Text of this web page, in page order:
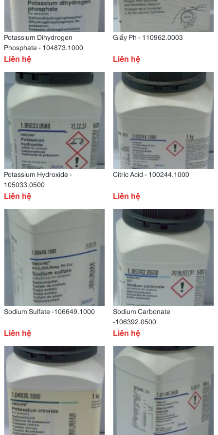
Potassium Dihydrogen
Phosphate - 104873.1000
Liên hệ
Giấy Ph - 110962.0003
Liên hệ
Potassium Hydroxide -
105033.0500
Liên hệ
Citric Acid - 100244.1000
Liên hệ
Sodium Sulfate -106649.1000
Liên hệ
Sodium Carbonate
-106392.0500
Liên hệ